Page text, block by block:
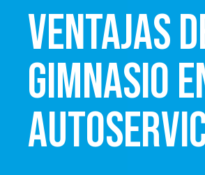
VENTAJAS
GIMNASIO